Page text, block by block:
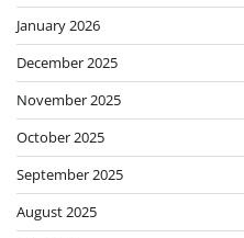
January 2026
December 2025
November 2025
October 2025
September 2025
August 2025